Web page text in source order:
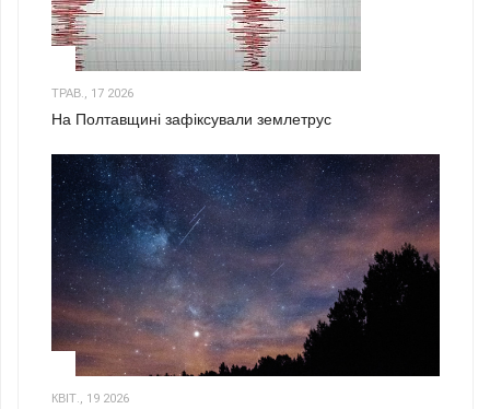
ТРАВ., 17 2026
На Полтавщині зафіксували землетрус
КВІТ., 19 2026